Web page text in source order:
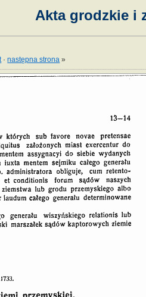
Akta grodzkie i
·następna strona »